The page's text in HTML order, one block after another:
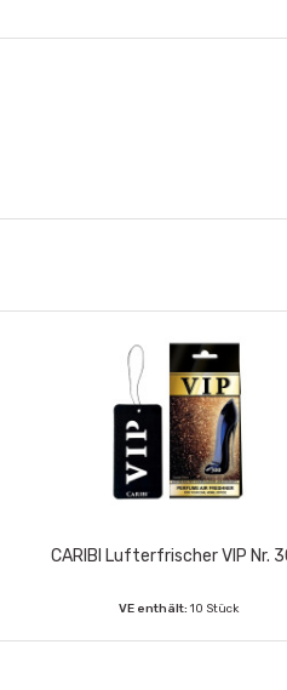
CARIBI Lufterfrischer VIP Nr.
VE enthält:10 Stück